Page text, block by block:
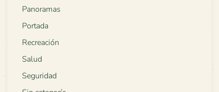
Panoramas
Portada
Recreación
Salud
Seguridad